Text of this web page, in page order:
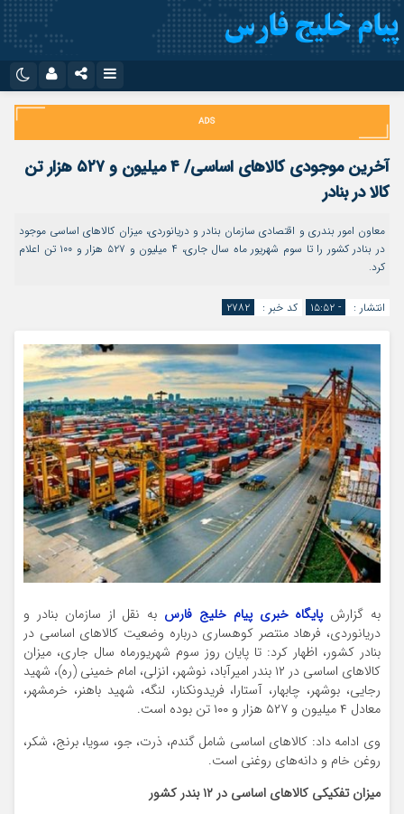
اینستاگرام
تلگرام
سروش
ایتا
آپارات
اپلیکیشن
نام کاربری یا نشانی ایمیل
رمز عبور
مرا به خاطر بسپار
آخرین موجودی کالاهای اساسی/ ۴ میلیون و ۵۲۷ هزار تن
کالا در بنادر
معاون امور بندری و اقتصادی سازمان بنادر و دریانوردی، میزان کالاهای اساسی موجود
در بنادر کشور را تا سوم شهریور ماه سال جاری، ۴ میلیون و ۵۲۷ هزار و ۱۰۰ تن اعلام
کرد.
انتشار : - ۱۵:۵۲ کد خبر : ۲۷۸۲
به گزارشپایگاه خبری پیام خلیج فارس به نقل از سازمان بنادر و
دریانوردی، فرهاد منتصر کوهساری درباره وضعیت کالاهای اساسی در
بنادر کشور، اظهار کرد: تا پایان روز سوم شهریورماه سال جاری، میزان
کالاهای اساسی در ۱۲ بندر امیرآباد، نوشهر، انزلی، امام خمینی (ره)، شهید
رجایی، بوشهر، چابهار، آستارا، فریدونکنار، لنگه، شهید باهنر، خرمشهر،
معادل ۴ میلیون و ۵۲۷ هزار و ۱۰۰ تن بوده است.
وی ادامه داد: کالاهای اساسی شامل گندم، ذرت، جو، سویا، برنج، شکر،
روغن خام و دانه‌های روغنی است.
میزان تفکیکی کالاهای اساسی در ۱۲ بندر کشور